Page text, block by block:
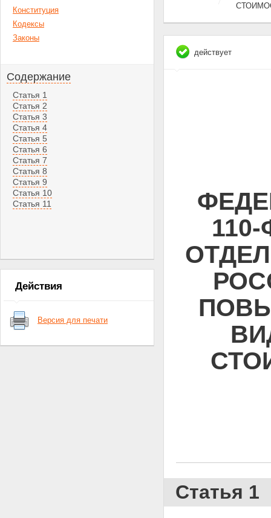
Конституция
Кодексы
Законы
Содержание
Статья 1
Статья 2
Статья 3
Статья 4
Статья 5
Статья 6
Статья 7
Статья 8
Статья 9
Статья 10
Статья 11
Действия
Версия для печати
действует
Статья 1